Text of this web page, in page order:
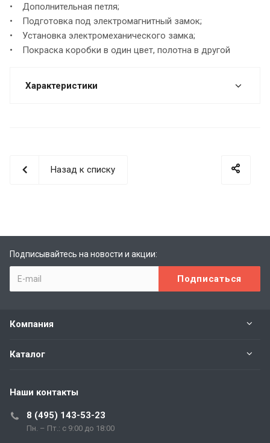
• Дополнительная петля;
• Подготовка под электромагнитный замок;
• Установка электромеханического замка;
• Покраска коробки в один цвет, полотна в другой
Характеристики
Назад к списку
Подписывайтесь на новости и акции:
Компания
Каталог
Наши контакты
8 (495) 143-53-23
Пн. – Пт.: с 9:00 до 18:00